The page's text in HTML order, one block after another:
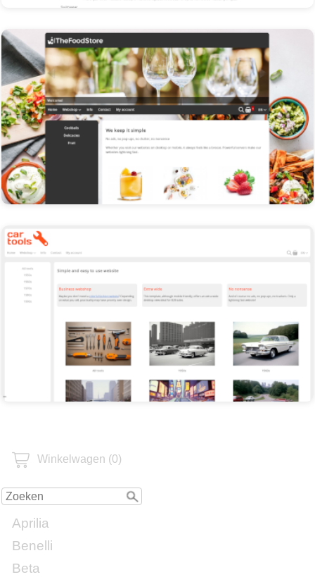
Winkelwagen (0)
Aprilia
Benelli
Beta